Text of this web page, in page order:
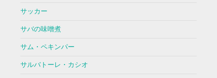
サッカー
サバの味噌煮
サム・ペキンパー
サルバトーレ・カシオ